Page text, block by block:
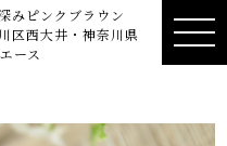
みピンクブラウン
区西大井・神奈川県
ース